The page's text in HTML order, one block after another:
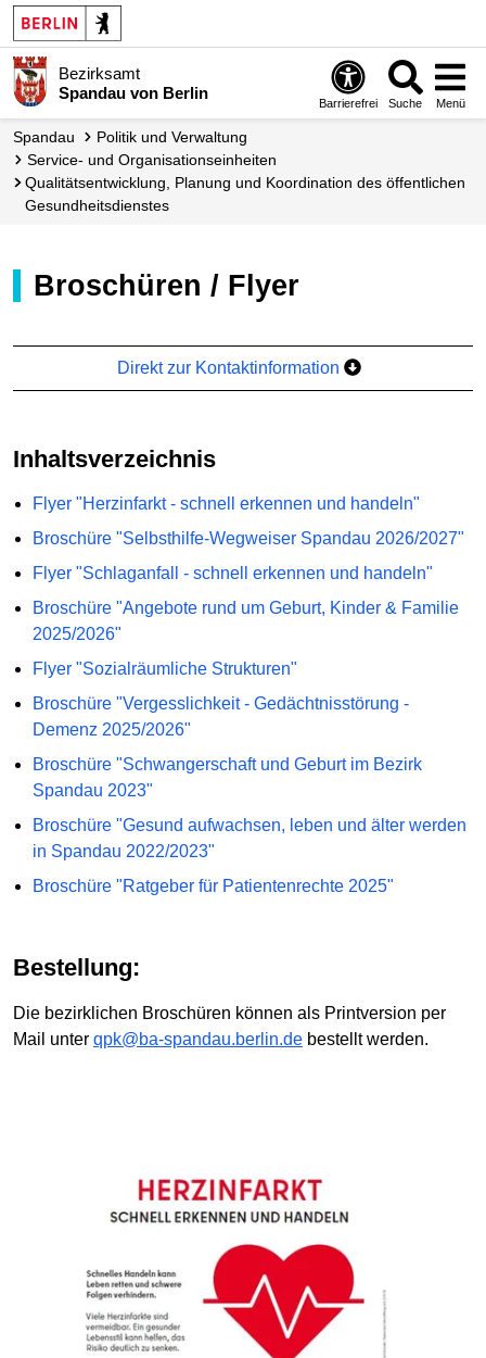
Bezirksamt
Spandau von Berlin
Barrierefrei Suche Menü
Spandau
Politik und Verwaltung
Service- und Organisations­einheiten
Qualitäts­entwicklung, Planung und Koordination des öffentlichen
Gesundheits­dienstes
Broschüren / Flyer
Direkt zur Kontaktinformation
Inhaltsverzeichnis
Flyer "Herzinfarkt - schnell erkennen und handeln"
Broschüre "Selbsthilfe-Wegweiser Spandau 2026/2027"
Flyer "Schlaganfall - schnell erkennen und handeln"
Broschüre "Angebote rund um Geburt, Kinder & Familie
2025/2026"
Flyer "Sozialräumliche Strukturen"
Broschüre "Vergesslichkeit - Gedächtnisstörung -
Demenz 2025/2026"
Broschüre "Schwangerschaft und Geburt im Bezirk
Spandau 2023"
Broschüre "Gesund aufwachsen, leben und älter werden
in Spandau 2022/2023"
Broschüre "Ratgeber für Patientenrechte 2025"
Bestellung:
Die bezirklichen Broschüren können als Printversion per
Mail unter qpk@ba-spandau.berlin.de bestellt werden.